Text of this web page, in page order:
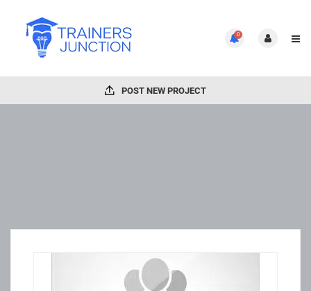
0
POST NEW PROJECT